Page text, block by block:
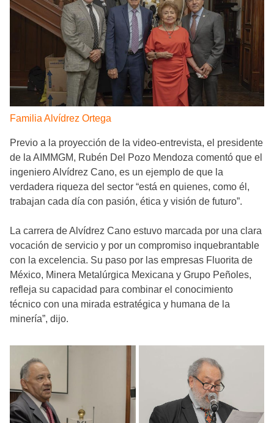
Familia Alvídrez Ortega
Previo a la proyección de la video-entrevista, el presidente
de la AIMMGM, Rubén Del Pozo Mendoza comentó que el
ingeniero Alvídrez Cano, es un ejemplo de que la
verdadera riqueza del sector “está en quienes, como él,
trabajan cada día con pasión, ética y visión de futuro”.
La carrera de Alvídrez Cano estuvo marcada por una clara
vocación de servicio y por un compromiso inquebrantable
con la excelencia. Su paso por las empresas Fluorita de
México, Minera Metalúrgica Mexicana y Grupo Peñoles,
refleja su capacidad para combinar el conocimiento
técnico con una mirada estratégica y humana de la
minería”, dijo.